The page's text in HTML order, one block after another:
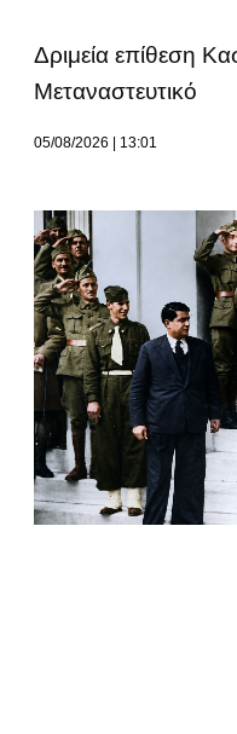
Δριμεία επίθεση
Μεταναστευτικό
05/08/2026 13:01